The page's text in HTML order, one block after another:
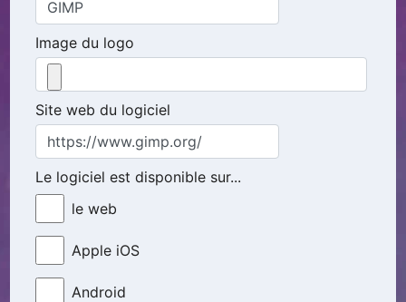
Image du logo
Site web du logiciel
Le logiciel est disponible sur...
le web
Apple iOS
Android